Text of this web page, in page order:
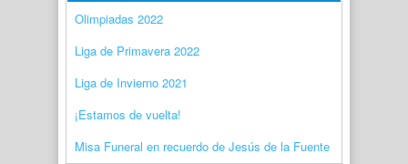
Olimpiadas 2022
Liga de Primavera 2022
Liga de Invierno 2021
¡Estamos de vuelta!
Misa Funeral en recuerdo de Jesús de la Fuente